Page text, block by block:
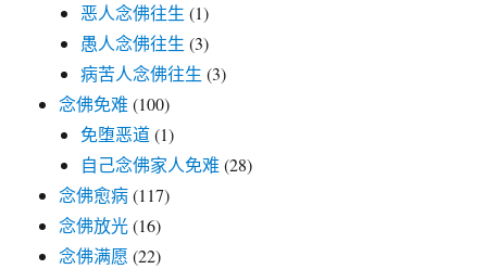
恶人念佛往生 (1)
愚人念佛往生 (3)
病苦人念佛往生 (3)
念佛免难(100)
免堕恶道(1)
自己念佛家人免难(28)
念佛愈病(117)
念佛放光(16)
念佛满愿 (22)